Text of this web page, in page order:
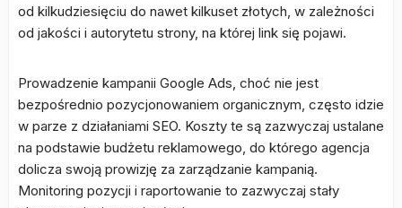
od kilkudziesięciu do nawet kilkuset złotych, w zależności
od jakości i autorytetu strony, na której link się pojawi.
Prowadzenie kampanii Google Ads, choć nie jest
bezpośrednio pozycjonowaniem organicznym, często idzie
w parze z działaniami SEO. Koszty te są zazwyczaj ustalane
na podstawie budżetu reklamowego, do którego agencja
dolicza swoją prowizję za zarządzanie kampanią.
Monitoring pozycji i raportowanie to zazwyczaj stały